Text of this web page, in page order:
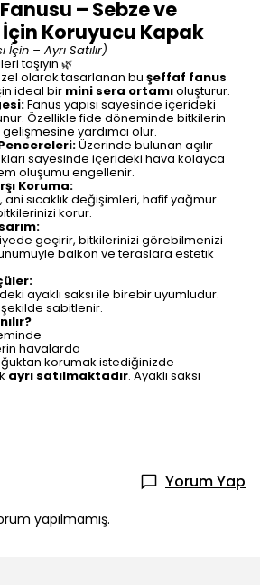
– Sebze ve
Koruyucu Kapak
İçin – Ayrı Satılır)
taşıyın 🌿
olarak tasarlanan bu şeffaf fanus
ideal bir mini sera ortamıoluşturur.
Fanus yapısı sayesinde içerideki
Özellikle fide döneminde bitkilerin
gelişmesine yardımcı olur.
Üzerinde bulunan açılır
sayesinde içerideki hava kolayca
oluşumu engellenir.
Koruma:
sıcaklık değişimleri, hafif yağmur
korur.
geçirir, bitkilerinizi görebilmenizi
balkon ve teraslara estetik
ayaklı saksı ile birebir uyumludur.
şekilde sabitlenir.
havalarda
korumak istediğinizde
ayrı satılmaktadır. Ayaklı saksı
Yorum Yap
yapılmamış.